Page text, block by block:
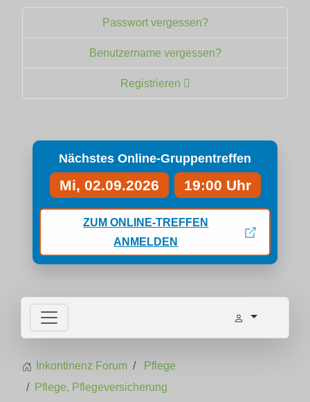
Passwort vergessen?
Benutzername vergessen?
Registrieren
Nächstes Online-Gruppentreffen
Mi, 02.09.2026 19:00 Uhr
ZUM ONLINE-TREFFEN
ANMELDEN
Inkontinenz Forum
Pflege
Pflege, Pflegeversicherung